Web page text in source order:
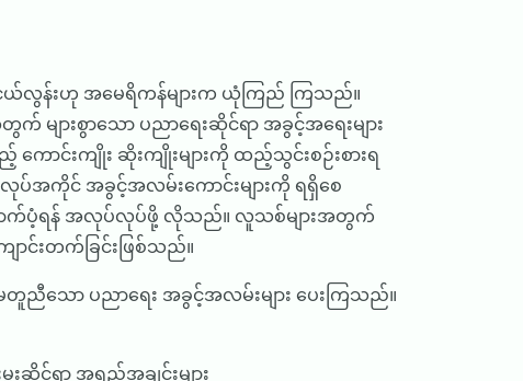
န်းဟု အမေရိကန်များက ယုံကြည် ကြသည်။
များစွာသော ပညာရေးဆိုင်ရာ အခွင့်အရေးများ
င်းကျိုး ဆိုးကျိုးများကို ထည့်သွင်းစဉ်းစားရ
ပ်အကိုင် အခွင့်အလမ်းကောင်းများကို ရရှိစေ
က်ပံ့ရန် အလုပ်လုပ်ဖို့ လိုသည်။ လူသစ်များအတွက်
ာင်းတက်ခြင်းဖြစ်သည်။
ညီသော ပညာရေး အခွင့်အလမ်းများ ပေးကြသည်။
းဆိုင်ရာ အရည်အချင်းများ